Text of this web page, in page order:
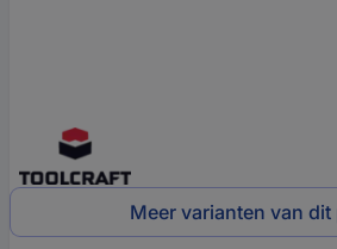
Meer varianten van